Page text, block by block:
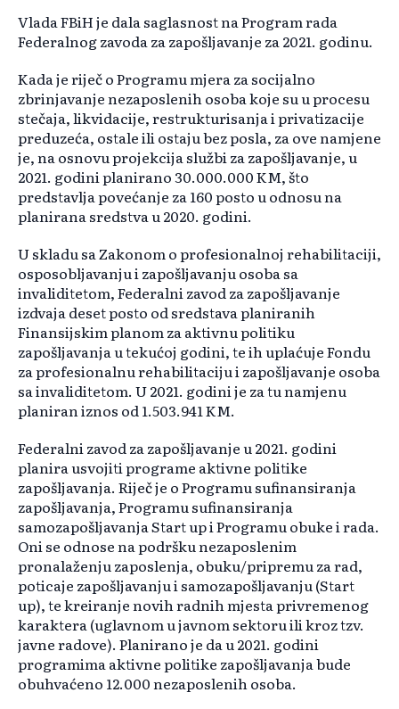
Vlada FBiH je dala saglasnost na Program rada
Federalnog zavoda za zapošljavanje za 2021. godinu.
Kada je riječ o Programu mjera za socijalno
zbrinjavanje nezaposlenih osoba koje su u procesu
stečaja, likvidacije, restrukturisanja i privatizacije
preduzeća, ostale ili ostaju bez posla, za ove namjene
je, na osnovu projekcija službi za zapošljavanje, u
2021. godini planirano 30.000.000 KM, što
predstavlja povećanje za 160 posto u odnosu na
planirana sredstva u 2020. godini.
U skladu sa Zakonom o profesionalnoj rehabilitaciji,
osposobljavanju i zapošljavanju osoba sa
invaliditetom, Federalni zavod za zapošljavanje
izdvaja deset posto od sredstava planiranih
Finansijskim planom za aktivnu politiku
zapošljavanja u tekućoj godini, te ih uplaćuje Fondu
za profesionalnu rehabilitaciju i zapošljavanje osoba
sa invaliditetom. U 2021. godini je za tu namjenu
planiran iznos od 1.503.941 KM.
Federalni zavod za zapošljavanje u 2021. godini
planira usvojiti programe aktivne politike
zapošljavanja. Riječ je o Programu sufinansiranja
zapošljavanja, Programu sufinansiranja
samozapošljavanja Start up i Programu obuke i rada.
Oni se odnose na podršku nezaposlenim
pronalaženju zaposlenja, obuku/pripremu za rad,
poticaje zapošljavanju i samozapošljavanju (Start
up), te kreiranje novih radnih mjesta privremenog
karaktera (uglavnom u javnom sektoru ili kroz tzv.
javne radove). Planirano je da u 2021. godini
programima aktivne politike zapošljavanja bude
obuhvaćeno 12.000 nezaposlenih osoba.